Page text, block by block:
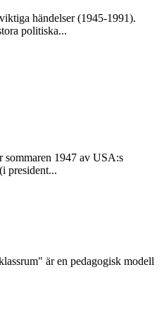
händelser (1945-1991).
politiska...
sommaren 1947 av USA:s
president...
är en pedagogisk modell